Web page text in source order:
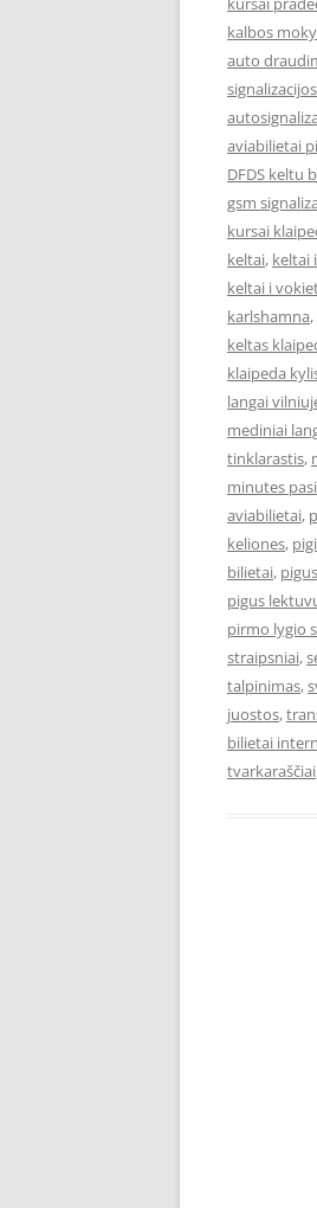
kalbos
auto
signalizacijos
aviabilietai
DFDS keltu
gsm
kursai
keltai, keltai
keltai i
karlshamna,
keltas
klaipeda
langai
mediniai
tinklarastis,
minutes
aviabilietai,
keliones,
bilietai,
pigus
pirmo lygio
straipsniai,
talpinimas,
juostos,
bilietai
tvarkaraščiai